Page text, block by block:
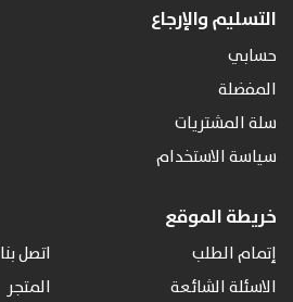
التسليم والإرجاع
حسابي
المفضلة
سلة المشتريات
سياسة الاستخدام
خريطة الموقع
إتمام الطلب
اتصل بنا
الاسئلة الشائعة
المتجر